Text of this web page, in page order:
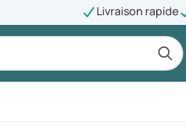
Livraison rapide